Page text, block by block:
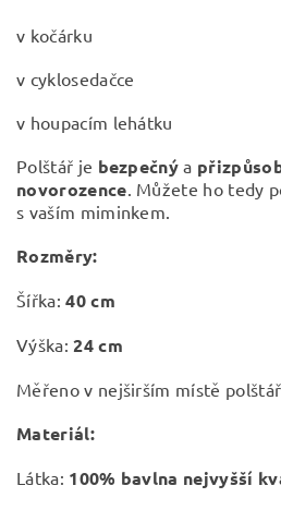
v kočárku
v cyklosedačce
v houpacím lehátku
Polštář je bezpečný a
novorozence. Můžete ho tedy
s vaším miminkem.
Rozměry:
Šířka: 40 cm
Výška:24 cm
Měřeno v nejširším místě
Materiál:
Látka: 100% bavlna nejvyšší